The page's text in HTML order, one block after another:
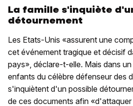
La famille s'inquiète
détournement
Les Etats-Unis «assurent une
cet événement tragique et décisif
pays», déclare-t-elle. Mais dans
enfants du célèbre défenseur des
s'inquiètent d'un possible
de ces documents afin